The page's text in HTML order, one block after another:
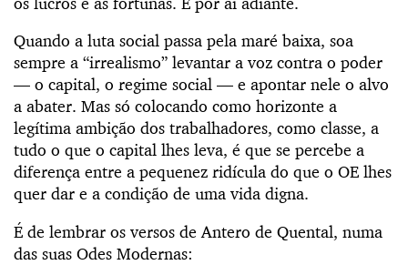
Quando a luta social passa pela maré baixa, soa
sempre a “irrealismo” levantar a voz contra o poder
— o capital, o regime social — e apontar nele o alvo
a abater. Mas só colocando como horizonte a
legítima ambição dos trabalhadores, como classe, a
tudo o que o capital lhes leva, é que se percebe a
diferença entre a pequenez ridícula do que o OE lhes
quer dar e a condição de uma vida digna.
É de lembrar os versos de Antero de Quental, numa
das suas Odes Modernas: